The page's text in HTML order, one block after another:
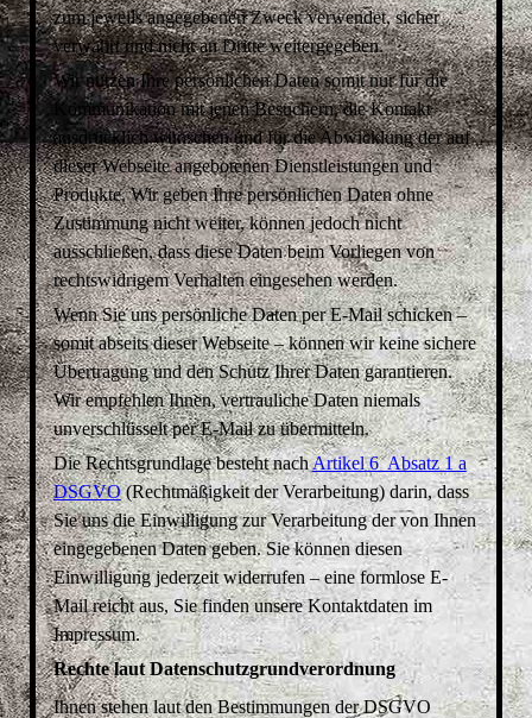
zum jeweils angegebenen Zweck verwendet, sicher
verwahrt und nicht an Dritte weitergegeben.
Wir nutzen Ihre persönlichen Daten somit nur für die
Kommunikation mit jenen Besuchern, die Kontakt
ausdrücklich wünschen und für die Abwicklung der auf
dieser Webseite angebotenen Dienstleistungen und
Produkte. Wir geben Ihre persönlichen Daten ohne
Zustimmung nicht weiter, können jedoch nicht
ausschließen, dass diese Daten beim Vorliegen von
rechtswidrigem Verhalten eingesehen werden.
Wenn Sie uns persönliche Daten per E-Mail schicken –
somit abseits dieser Webseite – können wir keine sichere
Übertragung und den Schutz Ihrer Daten garantieren.
Wir empfehlen Ihnen, vertrauliche Daten niemals
unverschlüsselt per E-Mail zu übermitteln.
Die Rechtsgrundlage besteht nachArtikel 6 Absatz 1 a
DSGVO(Rechtmäßigkeit der Verarbeitung) darin, dass
Sie uns die Einwilligung zur Verarbeitung der von Ihnen
eingegebenen Daten geben. Sie können diesen
Einwilligung jederzeit widerrufen – eine formlose E-
Mail reicht aus, Sie finden unsere Kontaktdaten im
Impressum.
Rechte laut Datenschutzgrundverordnung
Ihnen stehen laut den Bestimmungen der DSGVO